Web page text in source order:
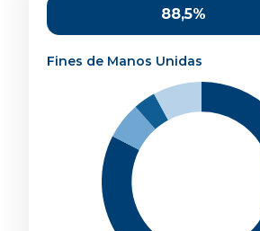
88,5%
Fines de Manos Unidas
Promoción y captación
Administración y estructura